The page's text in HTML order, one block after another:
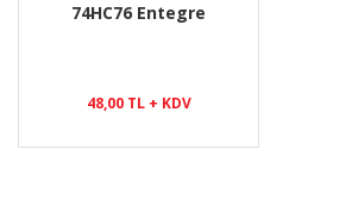
74HC76 Entegre
48,00 TL + KDV